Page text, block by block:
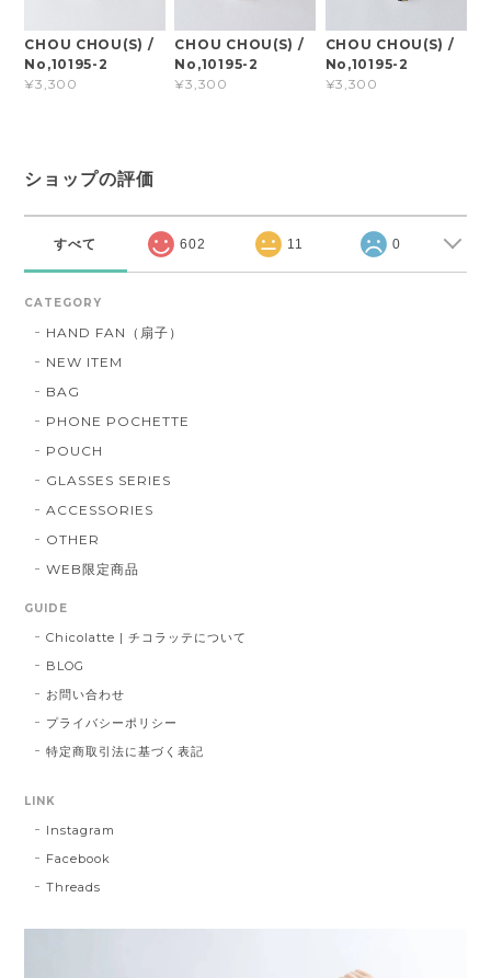
CHOU CHOU(S) /
No,10195-2
¥3,300
CHOU CHOU(S) /
No,10195-2
¥3,300
CHOU CHOU(S) /
No,10195-2
¥3,300
ショップの評価
すべて 602 11 0
CATEGORY
HAND FAN（扇子）
NEW ITEM
BAG
PHONE POCHETTE
POUCH
GLASSES SERIES
ACCESSORIES
OTHER
WEB限定商品
GUIDE
Chicolatte | チコラッテについて
BLOG
お問い合わせ
プライバシーポリシー
特定商取引法に基づく表記
LINK
Instagram
Facebook
Threads